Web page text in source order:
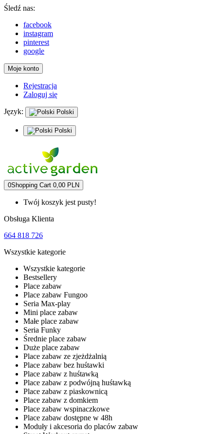
Śledź nas:
facebook
instagram
pinterest
google
Moje konto
Rejestracja
Zaloguj się
Język: Polski
Polski
0Shopping Cart 0,00 PLN
Twój koszyk jest pusty!
Obsługa Klienta
664 818 726
Wszystkie kategorie
Wszystkie kategorie
Bestsellery
Place zabaw
Place zabaw Fungoo
Seria Max-play
Mini place zabaw
Małe place zabaw
Seria Funky
Średnie place zabaw
Duże place zabaw
Place zabaw ze zjeżdżalnią
Place zabaw bez huśtawki
Place zabaw z huśtawką
Place zabaw z podwójną huśtawką
Place zabaw z piaskownicą
Place zabaw z domkiem
Place zabaw wspinaczkowe
Place zabaw dostępne w 48h
Moduły i akcesoria do placów zabaw